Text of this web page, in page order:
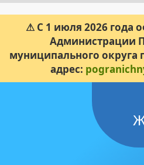
⚠ С 1 июля 2026 года
Администрации
муниципального округа
адрес: